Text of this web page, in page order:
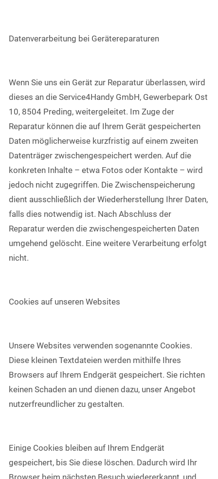
Datenverarbeitung bei Gerätereparaturen
Wenn Sie uns ein Gerät zur Reparatur überlassen, wird
dieses an die Service4Handy GmbH, Gewerbepark Ost
10, 8504 Preding, weitergeleitet. Im Zuge der
Reparatur können die auf Ihrem Gerät gespeicherten
Daten möglicherweise kurzfristig auf einem zweiten
Datenträger zwischengespeichert werden. Auf die
konkreten Inhalte – etwa Fotos oder Kontakte – wird
jedoch nicht zugegriffen. Die Zwischenspeicherung
dient ausschließlich der Wiederherstellung Ihrer Daten,
falls dies notwendig ist. Nach Abschluss der
Reparatur werden die zwischengespeicherten Daten
umgehend gelöscht. Eine weitere Verarbeitung erfolgt
nicht.
Cookies auf unseren Websites
Unsere Websites verwenden sogenannte Cookies.
Diese kleinen Textdateien werden mithilfe Ihres
Browsers auf Ihrem Endgerät gespeichert. Sie richten
keinen Schaden an und dienen dazu, unser Angebot
nutzerfreundlicher zu gestalten.
Einige Cookies bleiben auf Ihrem Endgerät
gespeichert, bis Sie diese löschen. Dadurch wird Ihr
Browser beim nächsten Besuch wiedererkannt, und